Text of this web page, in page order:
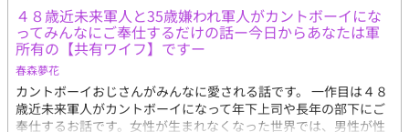
気にせず。 どうにも救われないですが、実際カイルへ向けてた
愛を神子の方にすり替えられただけなので、ルミル視点では特に
今まで通りで変化はありません。 少しの間だけ、いつも冷たか
ったのに最近なんだか優しいなぐらいの違和感があるのと、カイ
ルの姿を見た時に間違えて春樹！と呼んでしまうぐらいです。ル
ミルはしぶといです。 処女喪失時の記憶も甘々えっちにすり変
わってるので、そこまで不幸ではないです。 神子の見た目は黒
４８歳近未来軍人と35歳嫌われ軍人がカントボーイにな
ってみんなにご奉仕するだけの話ー今日からあなたは軍
所有の【共有ワイフ】ですー
春森夢花
カントボーイおじさんがみんなに愛される話です。 一作目は４８
歳近未来軍人がカントボーイになって年下上司や長年の部下にご
奉仕するお話です。女性が生まれなくなった世界では、男性が性